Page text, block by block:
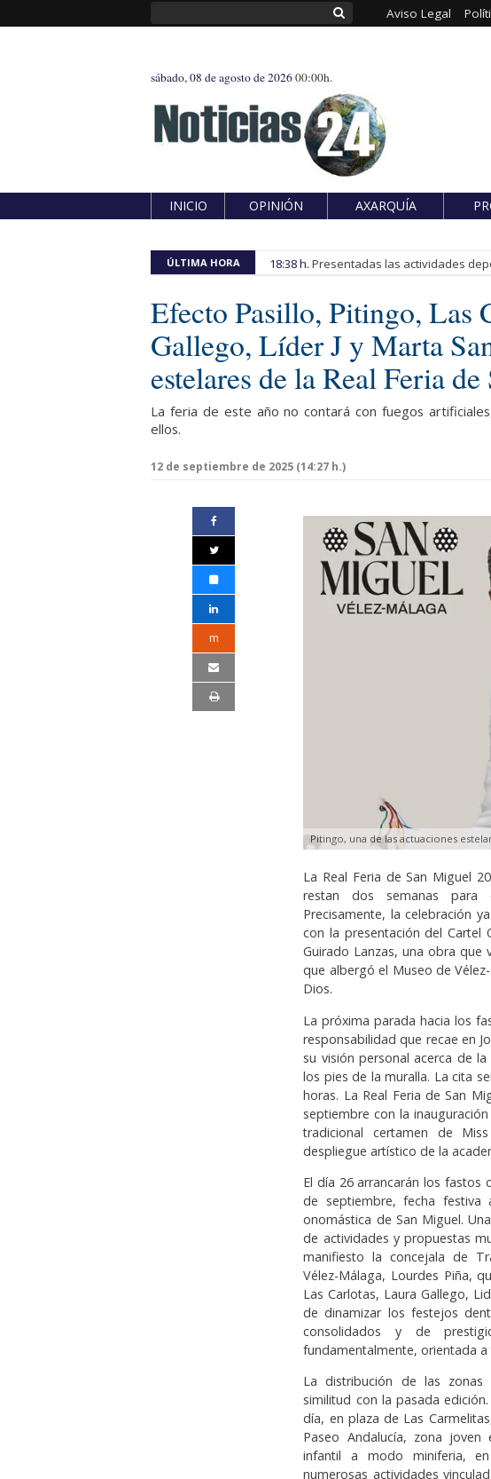
Aviso Legal
sábado, 08 de agosto de 202600:00h.
INICIO OPINIÓN AXARQUÍA
ÚLTIMA HORA 18:38 h. Presentadas las actividades
Efecto Pasillo, Pitingo, Las
Gallego, Líder J y Marta
estelares de la Real Feria
La feria de este año no contará con fuegos
ellos.
12 de septiembre de 2025 (14:27 h.)
m
Pitingo, una de las actuaciones
La Real Feria de San Miguel
restan dos semanas para
Precisamente, la celebración
con la presentación del Cartel
Guirado Lanzas, una obra que
que albergó el Museo de
Dios.
La próxima parada hacia los
responsabilidad que recae en
su visión personal acerca de
los pies de la muralla. La cita
horas. La Real Feria de San
septiembre con la
tradicional certamen de
despliegue artístico de la
El día 26 arrancarán los fastos
de septiembre, fecha
onomástica de San Miguel.
de actividades y propuestas
manifiesto la concejala de
Vélez-Málaga, Lourdes Piña,
Las Carlotas, Laura Gallego,
de dinamizar los festejos
consolidados y de
fundamentalmente, orientada a
La distribución de las
similitud con la pasada
día, en plaza de Las
Paseo Andalucía, zona
infantil a modo miniferia,
numerosas actividades